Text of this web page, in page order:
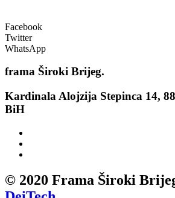
Facebook
Twitter
WhatsApp
frama Široki Brijeg.
Kardinala Alojzija Stepinca 14,
BiH
© 2020 Frama Široki